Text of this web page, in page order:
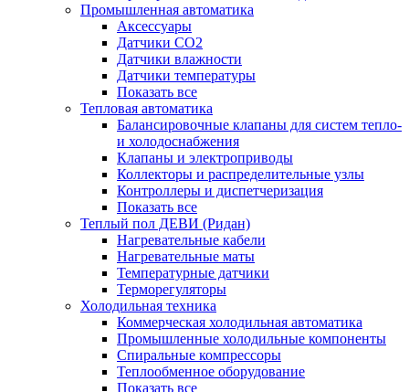
Промышленная автоматика
Аксессуары
Датчики CO2
Датчики влажности
Датчики температуры
Показать все
Тепловая автоматика
Балансировочные клапаны для систем тепло-
и холодоснабжения
Клапаны и электроприводы
Коллекторы и распределительные узлы
Контроллеры и диспетчеризация
Показать все
Теплый пол ДЕВИ (Ридан)
Нагревательные кабели
Нагревательные маты
Температурные датчики
Терморегуляторы
Холодильная техника
Коммерческая холодильная автоматика
Промышленные холодильные компоненты
Спиральные компрессоры
Теплообменное оборудование
Показать все